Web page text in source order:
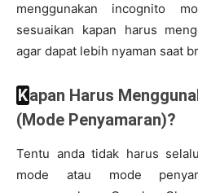
menggunakan incognito
sesuaikan kapan harus
agar dapat lebih nyaman saat
Kapan Harus Menggunakan Incognito Mode
(Mode Penyamaran)?
Tentu anda tidak harus
mode atau mode